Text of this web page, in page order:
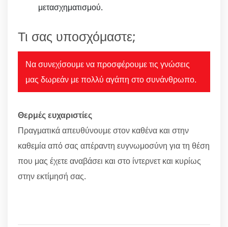
μετασχηματισμού.
Τι σας υποσχόμαστε;
Να συνεχίσουμε να προσφέρουμε τις γνώσεις
μας δωρεάν με πολλύ αγάπη στο συνάνθρωπο.
Θερμές ευχαριστίες
Πραγματικά απευθύνουμε στον καθένα και στην
καθεμία από σας απέραντη ευγνωμοσύνη για τη θέση
που μας έχετε αναβάσει και στο ίντερνετ και κυρίως
στην εκτίμησή σας.